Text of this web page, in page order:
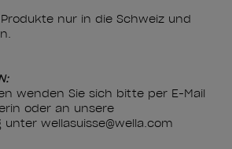
nur in die Schweiz und
wenden Sie sich bitte per E-Mail
oder an unsere
wellasuisse@wella.com